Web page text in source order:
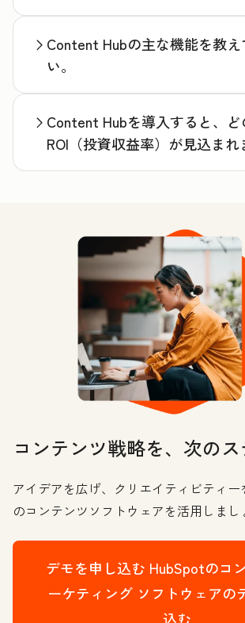
Content Hubの主な機能を教え
い。
Content Hubを導入すると、ど
ROI（投資収益率）が見込まれ
コンテンツ戦略を、次の
アイデアを広げ、クリエイティビティー
のコンテンツソフトウェアを活用しまし
デモを申し込む HubSpotのコ
ーケティング ソフトウェアの
込む